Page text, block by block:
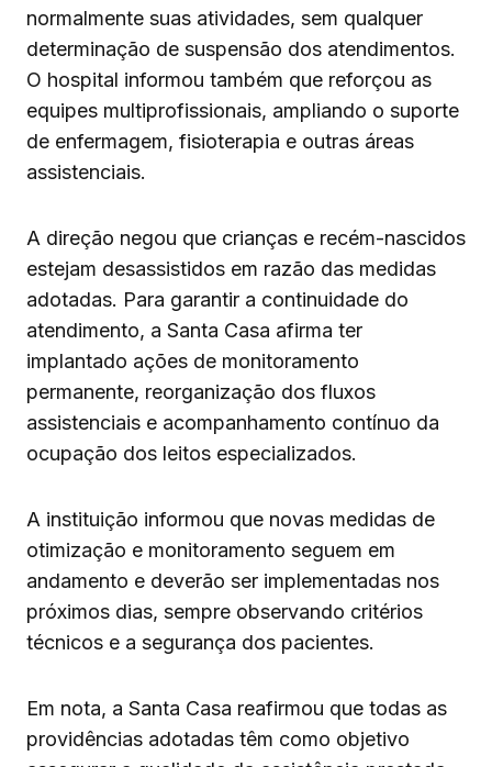
normalmente suas atividades, sem qualquer
determinação de suspensão dos atendimentos.
O hospital informou também que reforçou as
equipes multiprofissionais, ampliando o suporte
de enfermagem, fisioterapia e outras áreas
assistenciais.
A direção negou que crianças e recém-nascidos
estejam desassistidos em razão das medidas
adotadas. Para garantir a continuidade do
atendimento, a Santa Casa afirma ter
implantado ações de monitoramento
permanente, reorganização dos fluxos
assistenciais e acompanhamento contínuo da
ocupação dos leitos especializados.
A instituição informou que novas medidas de
otimização e monitoramento seguem em
andamento e deverão ser implementadas nos
próximos dias, sempre observando critérios
técnicos e a segurança dos pacientes.
Em nota, a Santa Casa reafirmou que todas as
providências adotadas têm como objetivo